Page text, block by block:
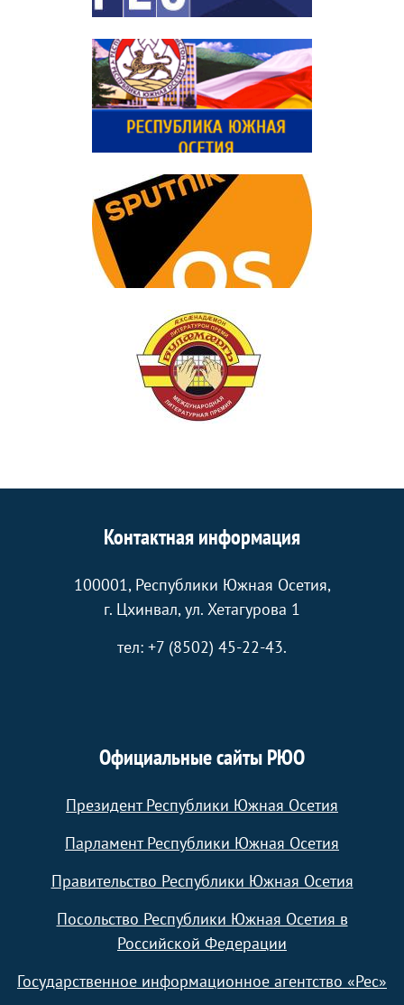
Контактная информация
100001, Республики Южная Осетия,
г. Цхинвал, ул. Хетагурова 1
тел: +7 (8502) 45-22-43.
Официальные сайты РЮО
Президент Республики Южная Осетия
Парламент Республики Южная Осетия
Правительство Республики Южная Осетия
Посольство Республики Южная Осетия в
Российской Федерации
Государственное информационное агентство «Рес»